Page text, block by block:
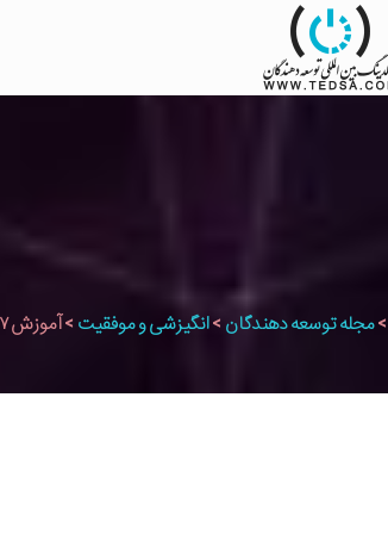
>مجله توسعه دهندگان >انگیزشی و موفقیت >آموزش ۷ گام راه اندازی یک کسب و کار الکترونیک